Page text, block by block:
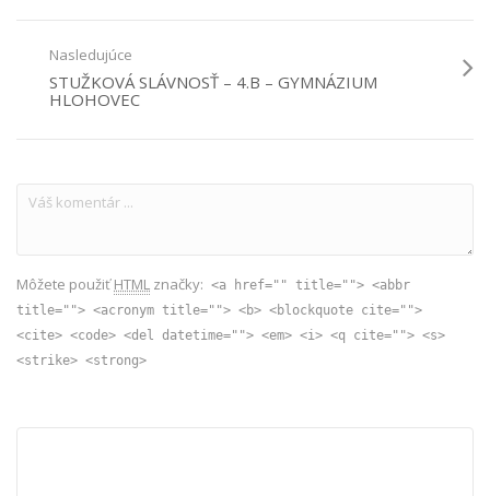
Nasledujúce
STUŽKOVÁ SLÁVNOSŤ – 4.B – GYMNÁZIUM
HLOHOVEC
Môžete použiťHTML značky: <a href="" title=""> <abbr
title=""> <acronym title=""> <b> <blockquote cite="">
<cite> <code> <del datetime=""> <em> <i> <q cite=""> <s>
<strike> <strong>